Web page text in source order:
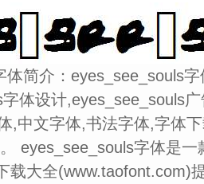
体简介：eyes_see_souls
体设计,eyes_see_souls
,中文字体,书法字体,字体
。 eyes_see_souls字体是
载大全(www.taofont.com)